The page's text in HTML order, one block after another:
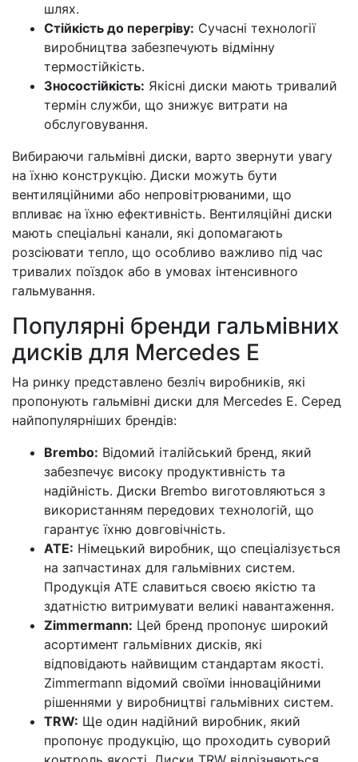
шлях.
Стійкість до перегріву: Сучасні технології
виробництва забезпечують відмінну
термостійкість.
Зносостійкість: Якісні диски мають тривалий
термін служби, що знижує витрати на
обслуговування.
Вибираючи гальмівні диски, варто звернути увагу
на їхню конструкцію. Диски можуть бути
вентиляційними або непровітрюваними, що
впливає на їхню ефективність. Вентиляційні диски
мають спеціальні канали, які допомагають
розсіювати тепло, що особливо важливо під час
тривалих поїздок або в умовах інтенсивного
гальмування.
Популярні бренди гальмівних
дисків для Mercedes E
На ринку представлено безліч виробників, які
пропонують гальмівні диски для Mercedes E. Серед
найпопулярніших брендів:
Brembo: Відомий італійський бренд, який
забезпечує високу продуктивність та
надійність. Диски Brembo виготовляються з
використанням передових технологій, що
гарантує їхню довговічність.
ATE: Німецький виробник, що спеціалізується
на запчастинах для гальмівних систем.
Продукція ATE славиться своєю якістю та
здатністю витримувати великі навантаження.
Zimmermann: Цей бренд пропонує широкий
асортимент гальмівних дисків, які
відповідають найвищим стандартам якості.
Zimmermann відомий своїми інноваційними
рішеннями у виробництві гальмівних систем.
TRW: Ще один надійний виробник, який
пропонує продукцію, що проходить суворий